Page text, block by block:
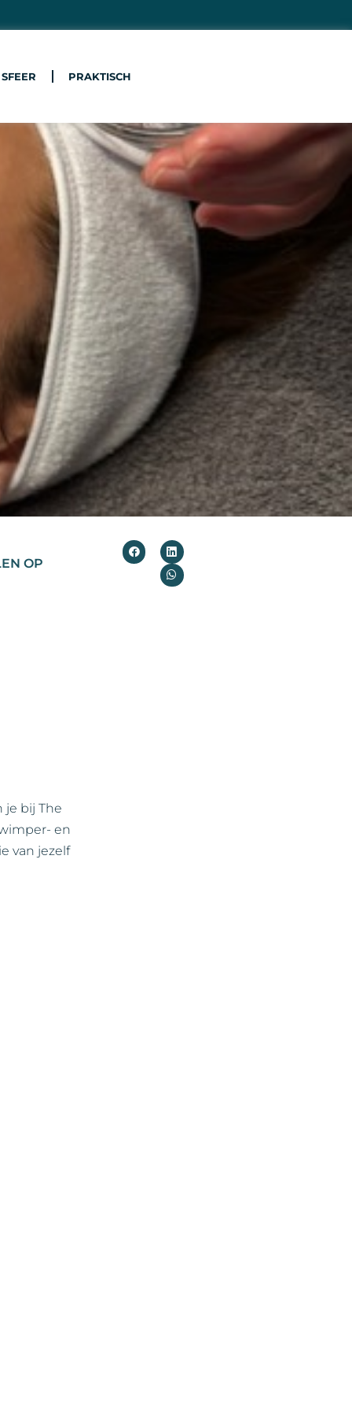
PRAKTISCH
OP
je bij The
en
van jezelf